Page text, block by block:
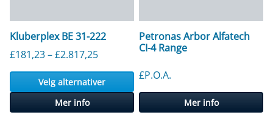
Kluberplex BE 31-222
£181,23–£2.817,25Price range: £181,23 through
Velg alternativer
Mer info
Petronas Arbor Alfatech
CI-4 Range
£P.O.A.
Mer info